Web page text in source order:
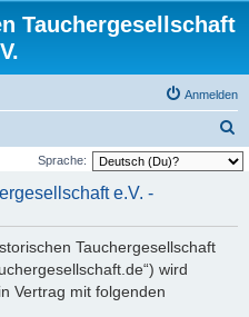
Tauchergesellschaft
Anmelden
u
Sprache:
e.V. -
Tauchergesellschaft
wird
Vertrag mit folgenden